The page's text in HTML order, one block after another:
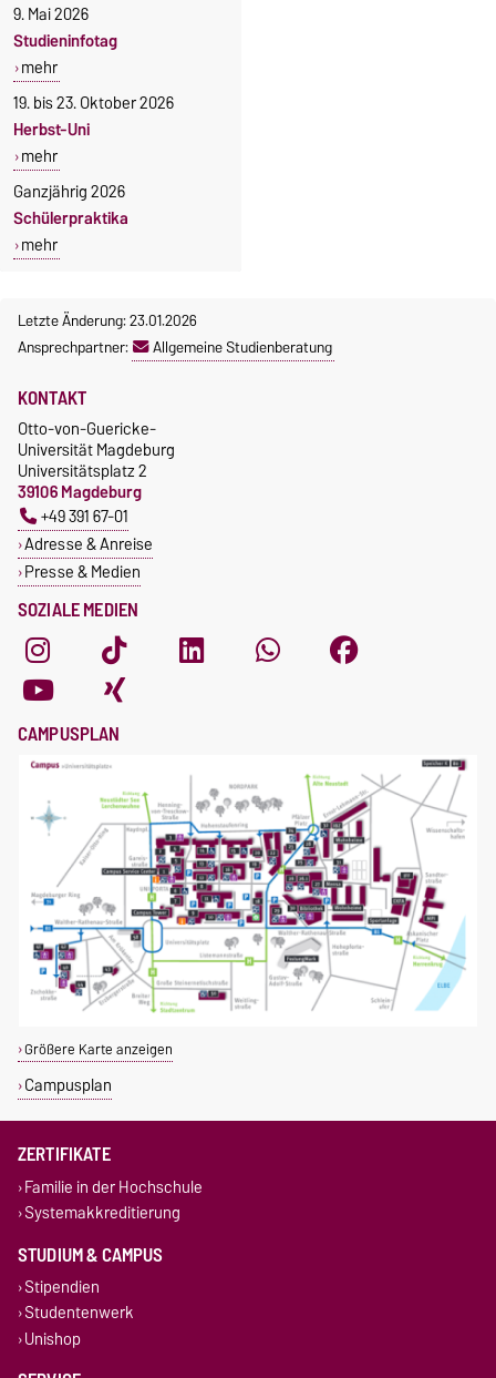
9. Mai 2026
Studieninfotag
mehr
19. bis 23. Oktober 2026
Herbst-Uni
mehr
Ganzjährig 2026
Schülerpraktika
mehr
Letzte Änderung: 23.01.2026
Ansprechpartner:
Allgemeine Studienberatung
SOZIALE MEDIEN
KONTAKT
Otto-von-Guericke-
Universität Magdeburg
Universitätsplatz 2
39106 Magdeburg
+49 391 67-01
Adresse & Anreise
Presse & Medien
CAMPUSPLAN
Größere Karte anzeigen
Campusplan
ZERTIFIKATE
Familie in der Hochschule
Systemakkreditierung
STUDIUM & CAMPUS
Stipendien
Studentenwerk
Unishop